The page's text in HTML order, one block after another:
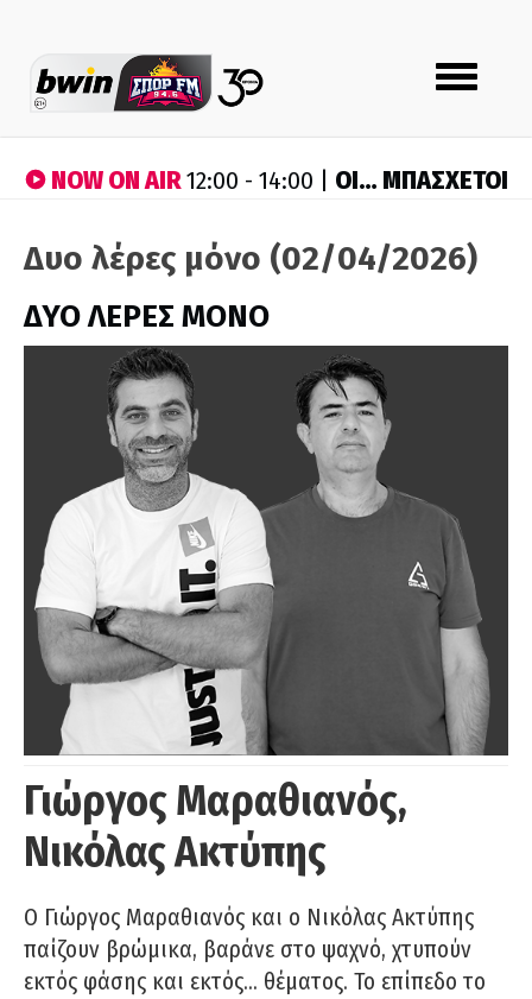
Toggle
navigation
NOW ON AIR12:00 - 14:00 | ΟΙ… ΜΠΑΣΧΕΤΟΙ
Δυο λέρες μόνο (02/04/2026)
ΔΥΟ ΛΕΡΕΣ ΜΟΝΟ
Γιώργος Μαραθιανός,
Νικόλας Ακτύπης
Ο Γιώργος Μαραθιανός και ο Νικόλας Ακτύπης
παίζουν βρώμικα, βαράνε στο ψαχνό, χτυπούν
εκτός φάσης και εκτός… θέματος. Το επίπεδο το